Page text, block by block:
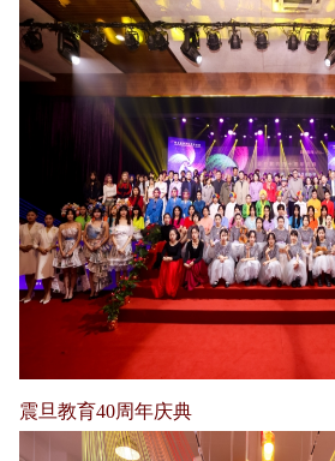
震旦教育40周年庆典